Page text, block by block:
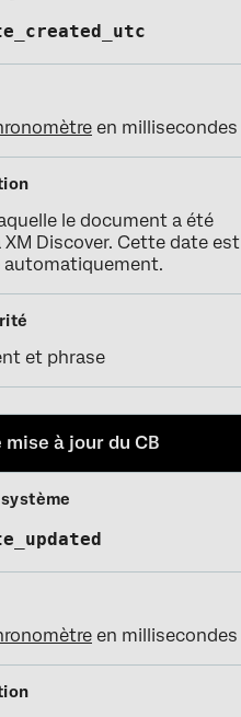
en millisecondes
le document a été
XM Discover. Cette date est
automatiquement.
et phrase
mise à jour du CB
en millisecondes